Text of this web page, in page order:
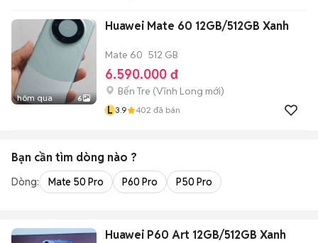
hôm qua 6
Huawei Mate 60 12GB/512GB Xanh
Mate 60 512 GB
6.590.000 đ
Bến Tre (Vĩnh Long mới)
L 3.9 402 đã bán
Bạn cần tìm dòng nào ?
Dòng: Mate 50 Pro P60 Pro P50 Pro
Huawei P60 Art 12GB/512GB Xanh